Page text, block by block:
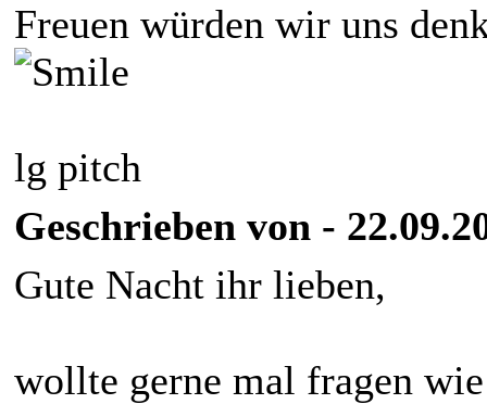
Freuen würden wir uns
lg pitch
Geschrieben von -
Gute Nacht ihr lieben,
wollte gerne mal fragen